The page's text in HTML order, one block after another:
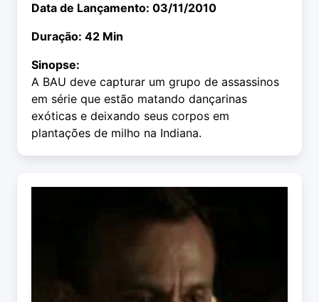
Data de Lançamento: 03/11/2010
Duração: 42 Min
Sinopse:
A BAU deve capturar um grupo de assassinos
em série que estão matando dançarinas
exóticas e deixando seus corpos em
plantações de milho na Indiana.